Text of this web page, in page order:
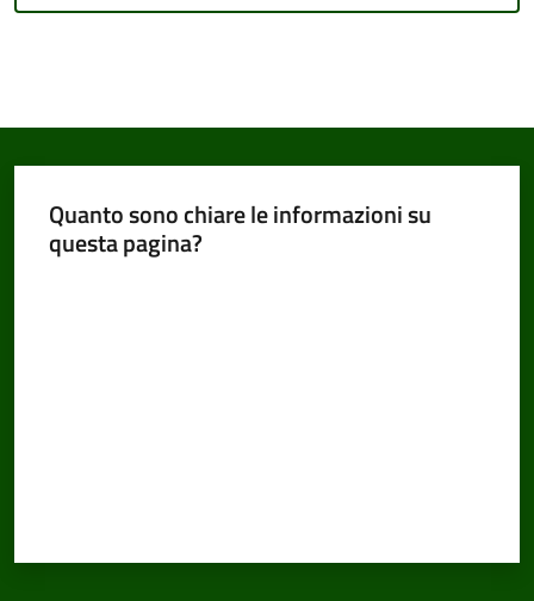
Quanto sono chiare le informazioni su
questa pagina?